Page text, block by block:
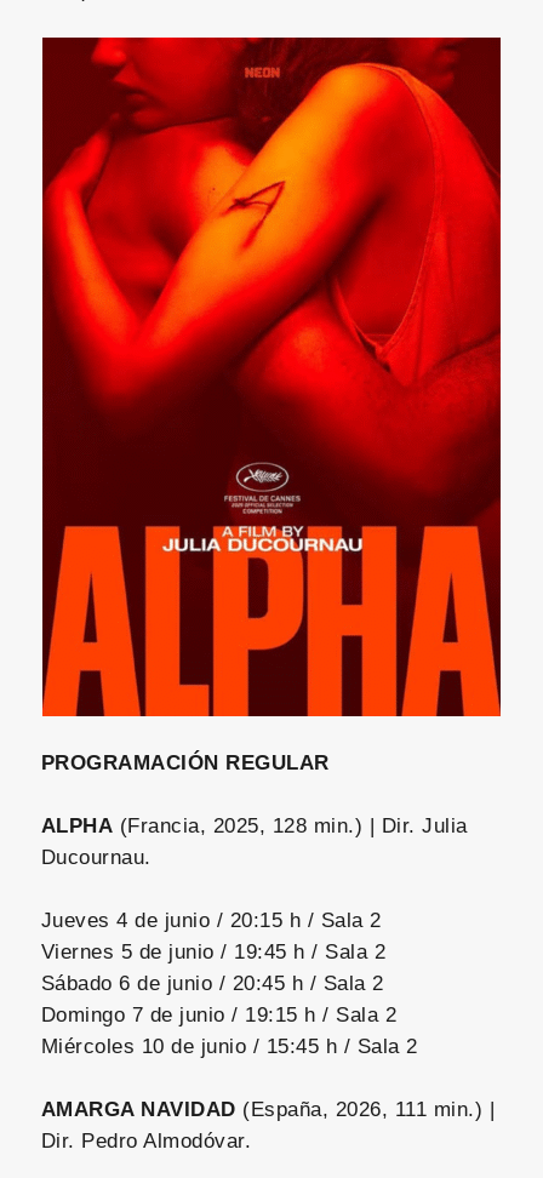
PROGRAMACIÓN REGULAR
ALPHA (Francia, 2025, 128 min.) | Dir. Julia
Ducournau.
Jueves 4 de junio / 20:15 h / Sala 2
Viernes 5 de junio / 19:45 h / Sala 2
Sábado 6 de junio / 20:45 h / Sala 2
Domingo 7 de junio / 19:15 h / Sala 2
Miércoles 10 de junio / 15:45 h / Sala 2
AMARGA NAVIDAD (España, 2026, 111 min.) |
Dir. Pedro Almodóvar.